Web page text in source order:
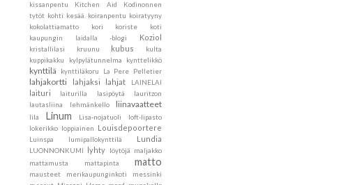
kissanpentu Kitchen Aid
Kodinonnen
tytöt kohti kesää. koiranpentu koiratyyny
kokolattiamatto
kori koriste
koti
kaupungin laidalla -blogi
Koziol
kristallilasi kruunu kubus
kulta
kuppikakku
kylpylätunnelma kynttelikkö
kynttilä kynttiläkoru La Pere Pelletier
lahjakortti lahjaksi lahjat LAINELAI
laituri laiturilla lasipöytä
lauritzon
lautasliina
lehmänkello liinavaatteet
lila Linum Lisa-nojatuoli
loft-lipasto
lokerikko loppiainen Louisdepoortere
Luinspa lumipallokynttilä Lundia
LUONNONKUMI lyhty löytöjä
maljakko
mattamusta
mattapinta matto
mausteet merikaupunginkoti
messinki